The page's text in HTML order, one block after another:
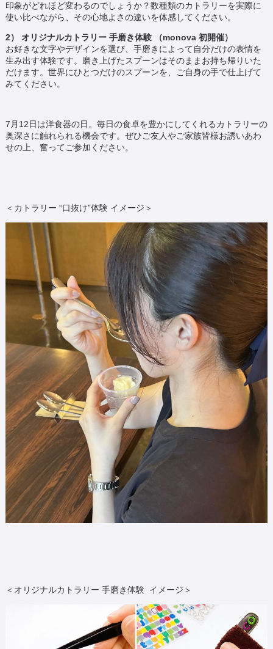
印象がどれほど変わるのでしょうか？数種類のカトラリーを実際に
使い比べながら、その心地よさの違いを体感してください。
2） オリジナルカトラリー 手磨き体験 （monova 初開催）
お好きな文字やデザインを選び、手磨きによって自分だけの表情を
生み出す体験です。磨き上げたスプーンはそのままお持ち帰りいた
だけます。世界にひとつだけのスプーンを、ご自身の手で仕上げて
みてください。
7月12日は洋食器の日。毎日の食卓を豊かにしてくれるカトラリーの
奥深さに触れられる機会です。ぜひご友人やご家族皆様お誘いあわ
せの上、奮ってご参加ください。
＜カトラリー “口抜け”体験 イメージ＞
＜オリジナルカトラリー 手磨き体験 イメージ＞